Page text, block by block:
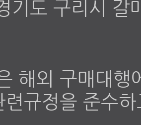
기도 구리시
해외 구매대
련규정을 준수